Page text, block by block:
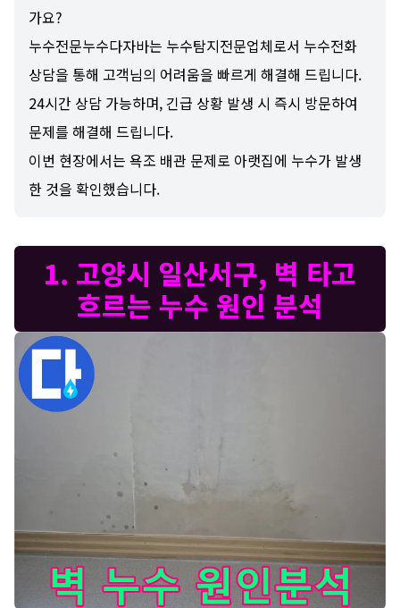
가요?
누수전문누수다자바는 누수탐지전문업체로서 누수전화
상담을 통해 고객님의 어려움을 빠르게 해결해 드립니다.
24시간 상담 가능하며, 긴급 상황 발생 시 즉시 방문하여
문제를 해결해 드립니다.
이번 현장에서는 욕조 배관 문제로 아랫집에 누수가 발생
한 것을 확인했습니다.
1. 고양시 일산서구, 벽 타고
흐르는 누수 원인 분석